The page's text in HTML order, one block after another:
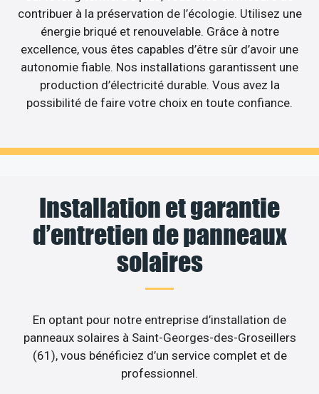
contribuer à la préservation de l’écologie. Utilisez une
énergie briqué et renouvelable. Grâce à notre
excellence, vous êtes capables d’être sûr d’avoir une
autonomie fiable. Nos installations garantissent une
production d’électricité durable. Vous avez la
possibilité de faire votre choix en toute confiance.
Installation et garantie
d’entretien de panneaux
solaires
En optant pour notre entreprise d’installation de
panneaux solaires à Saint-Georges-des-Groseillers
(61), vous bénéficiez d’un service complet et de
professionnel.